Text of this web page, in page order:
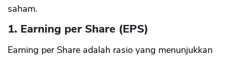
saham.
1. Earning per Share (EPS)
Earning per Share adalah rasio yang menunjukkan